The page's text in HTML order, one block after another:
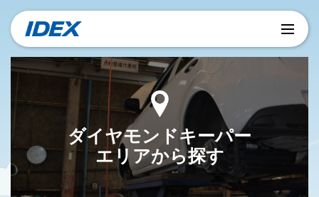
ダイヤモンドキーパー
エリアから探す